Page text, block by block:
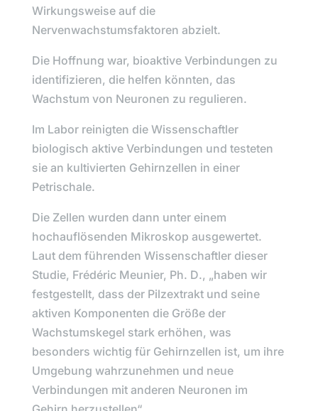
Wirkungsweise auf die
Nervenwachstumsfaktoren abzielt.
Die Hoffnung war, bioaktive Verbindungen zu
identifizieren, die helfen könnten, das
Wachstum von Neuronen zu regulieren.
Im Labor reinigten die Wissenschaftler
biologisch aktive Verbindungen und testeten
sie an kultivierten Gehirnzellen in einer
Petrischale.
Die Zellen wurden dann unter einem
hochauflösenden Mikroskop ausgewertet.
Laut dem führenden Wissenschaftler dieser
Studie, Frédéric Meunier, Ph. D., „haben wir
festgestellt, dass der Pilzextrakt und seine
aktiven Komponenten die Größe der
Wachstumskegel stark erhöhen, was
besonders wichtig für Gehirnzellen ist, um ihre
Umgebung wahrzunehmen und neue
Verbindungen mit anderen Neuronen im